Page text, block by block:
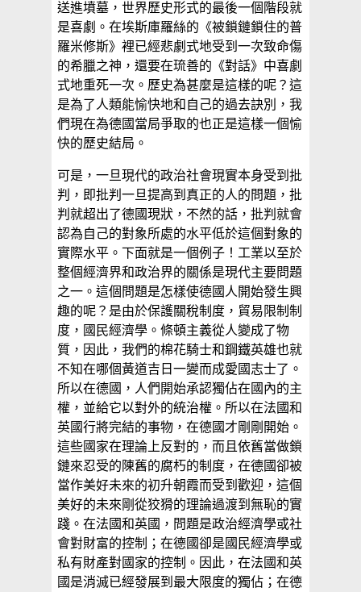
送進墳墓，世界歷史形式的最後一個階段就
是喜劇。在埃斯庫羅絲的《被鎖鏈鎖住的普
羅米修斯》裡已經悲劇式地受到一次致命傷
的希臘之神，還要在琉善的《對話》中喜劇
式地重死一次。歷史為甚麼是這樣的呢？這
是為了人類能愉快地和自己的過去訣別，我
們現在為德國當局爭取的也正是這樣一個愉
快的歷史結局。
可是，一旦現代的政治社會現實本身受到批
判，即批判一旦提高到真正的人的問題，批
判就超出了德國現狀，不然的話，批判就會
認為自己的對象所處的水平低於這個對象的
實際水平。下面就是一個例子！工業以至於
整個經濟界和政治界的關係是現代主要問題
之一。這個問題是怎樣使德國人開始發生興
趣的呢？是由於保護關稅制度，貿易限制制
度，國民經濟學。條頓主義從人變成了物
質，因此，我們的棉花騎士和鋼鐵英雄也就
不知在哪個黃道吉日一變而成愛國志士了。
所以在德國，人們開始承認獨佔在國內的主
權，並給它以對外的統治權。所以在法國和
英國行將完結的事物，在德國才剛剛開始。
這些國家在理論上反對的，而且依舊當做鎖
鏈來忍受的陳舊的腐朽的制度，在德國卻被
當作美好未來的初升朝霞而受到歡迎，這個
美好的未來剛從狡猾的理論過渡到無恥的實
踐。在法國和英國，問題是政治經濟學或社
會對財富的控制；在德國卻是國民經濟學或
私有財產對國家的控制。因此，在法國和英
國是消滅已經發展到最大限度的獨佔；在德